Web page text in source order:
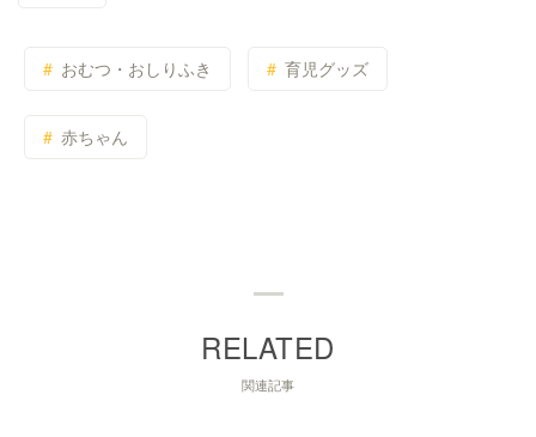
おむつ・おしりふき 育児グッズ
赤ちゃん
関連記事